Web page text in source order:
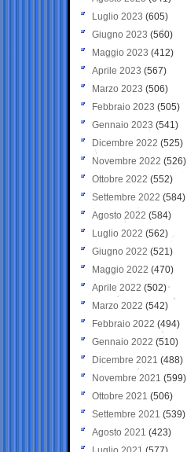
Luglio 2023 (605)
Giugno 2023 (560)
Maggio 2023 (412)
Aprile 2023 (567)
Marzo 2023 (506)
Febbraio 2023 (505)
Gennaio 2023 (541)
Dicembre 2022 (525)
Novembre 2022 (526)
Ottobre 2022 (552)
Settembre 2022 (584)
Agosto 2022 (584)
Luglio 2022 (562)
Giugno 2022 (521)
Maggio 2022 (470)
Aprile 2022 (502)
Marzo 2022 (542)
Febbraio 2022 (494)
Gennaio 2022 (510)
Dicembre 2021 (488)
Novembre 2021 (599)
Ottobre 2021 (506)
Settembre 2021 (539)
Agosto 2021 (423)